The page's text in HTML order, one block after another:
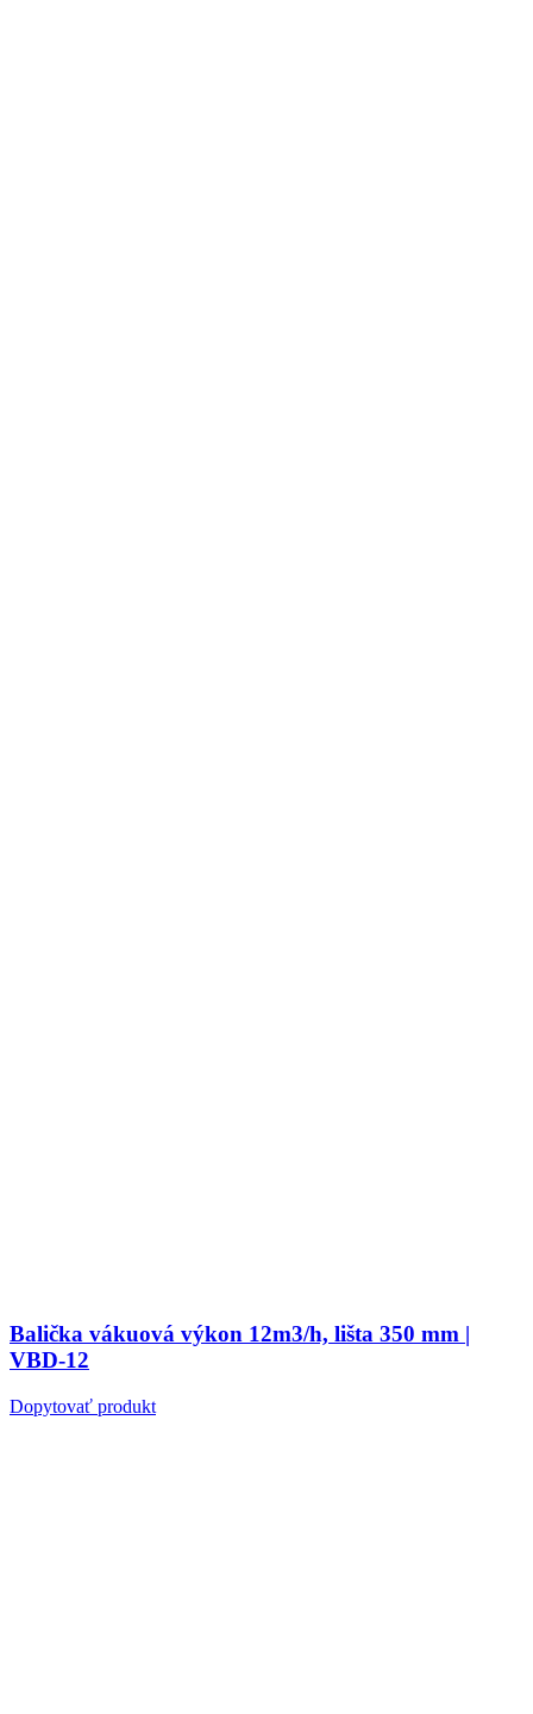
Balička vákuová výkon 12m3/h, lišta 350 mm |
VBD-12
Dopytovať produkt